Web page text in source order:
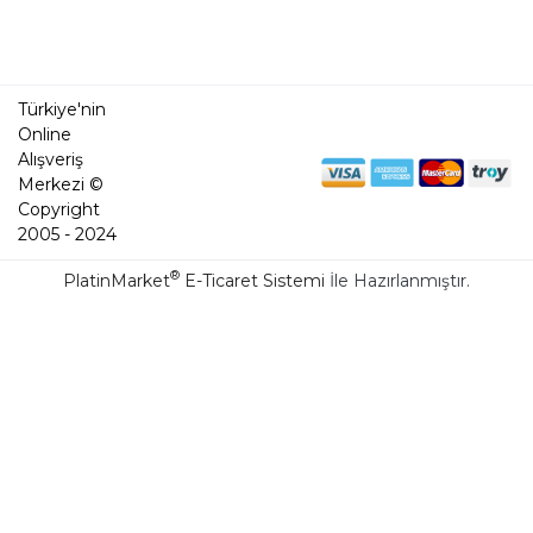
Türkiye'nin
Online
Alışveriş
Merkezi ©
Copyright
2005 - 2024
PlatinMarket® E-Ticaret Sistemi İle Hazırlanmıştır.